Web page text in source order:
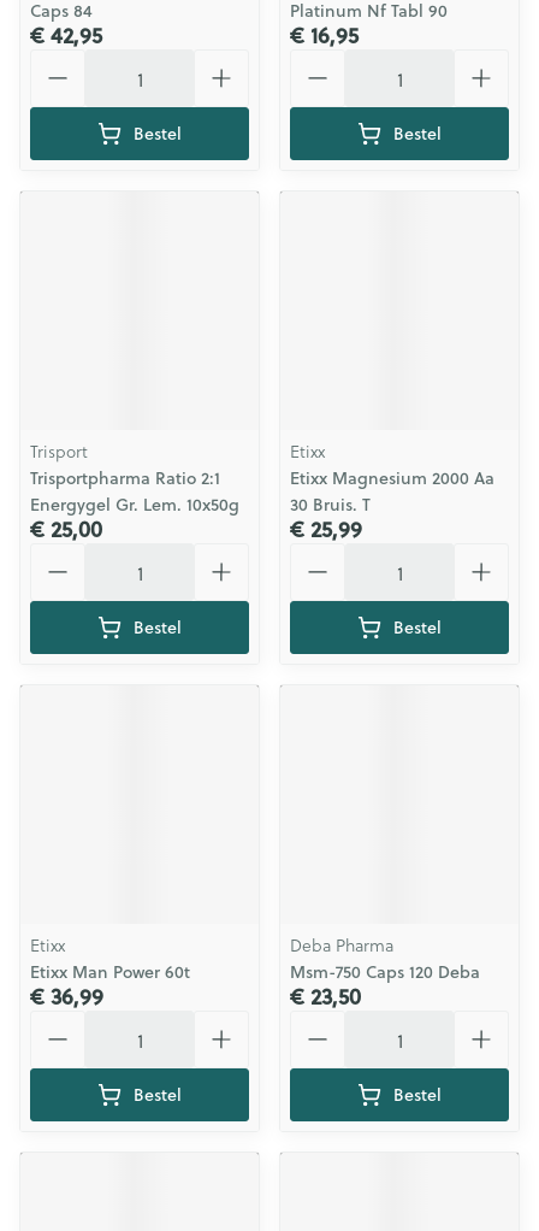
Caps 84
€ 42,95
Bestel
Platinum Nf Tabl 90
€ 16,95
Bestel
Trisport
Trisportpharma Ratio 2:1
Energygel Gr. Lem. 10x50g
€ 25,00
Bestel
Etixx
Etixx Magnesium 2000 Aa
30 Bruis. T
€ 25,99
Bestel
Etixx
Etixx Man Power 60t
€ 36,99
Bestel
Deba Pharma
Msm-750 Caps 120 Deba
€ 23,50
Bestel